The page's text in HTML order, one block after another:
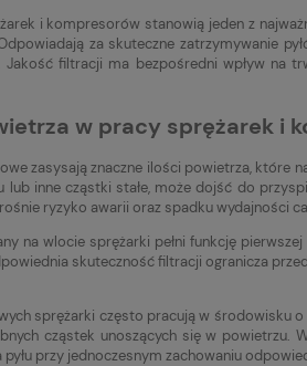
i kompresorów stanowią jeden z
za skuteczne zatrzymywanie
Jakość filtracji ma bezpośredni wpływ na
w pracy sprężarek i
zasysają znaczne ilości powietrza, które
lub inne cząstki stałe, może dojść do
ryzyko awarii oraz spadku wydajności
na wlocie sprężarki pełni funkcję
skuteczność filtracji ogranicza
sprężarki często pracują w środowisku
cząstek unoszących się w
przy jednoczesnym zachowaniu